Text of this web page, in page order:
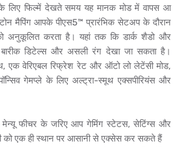
लिए फिल्में देखते समय यह मानक मोड में वापस आ
मैपिंग आपके पीएस5™ प्रारंभिक सेटअप के दौरान
अनुकूलित करता है। यहां तक कि डार्क शैडो और
बारीक डिटेल्स और असली रंग देखा जा सकता है।
एक वेरिएबल रिफ्रेश रेट और ऑटो लो लेटेंसी मोड,
गेमप्ले के लिए अल्ट्रा-स्मूथ एक्सपीरियंस और
फीचर के जरिए आप गेमिंग स्टेटस, सेटिंग्स और
को एक ही स्थान पर आसानी से एक्सेस कर सकते हैं